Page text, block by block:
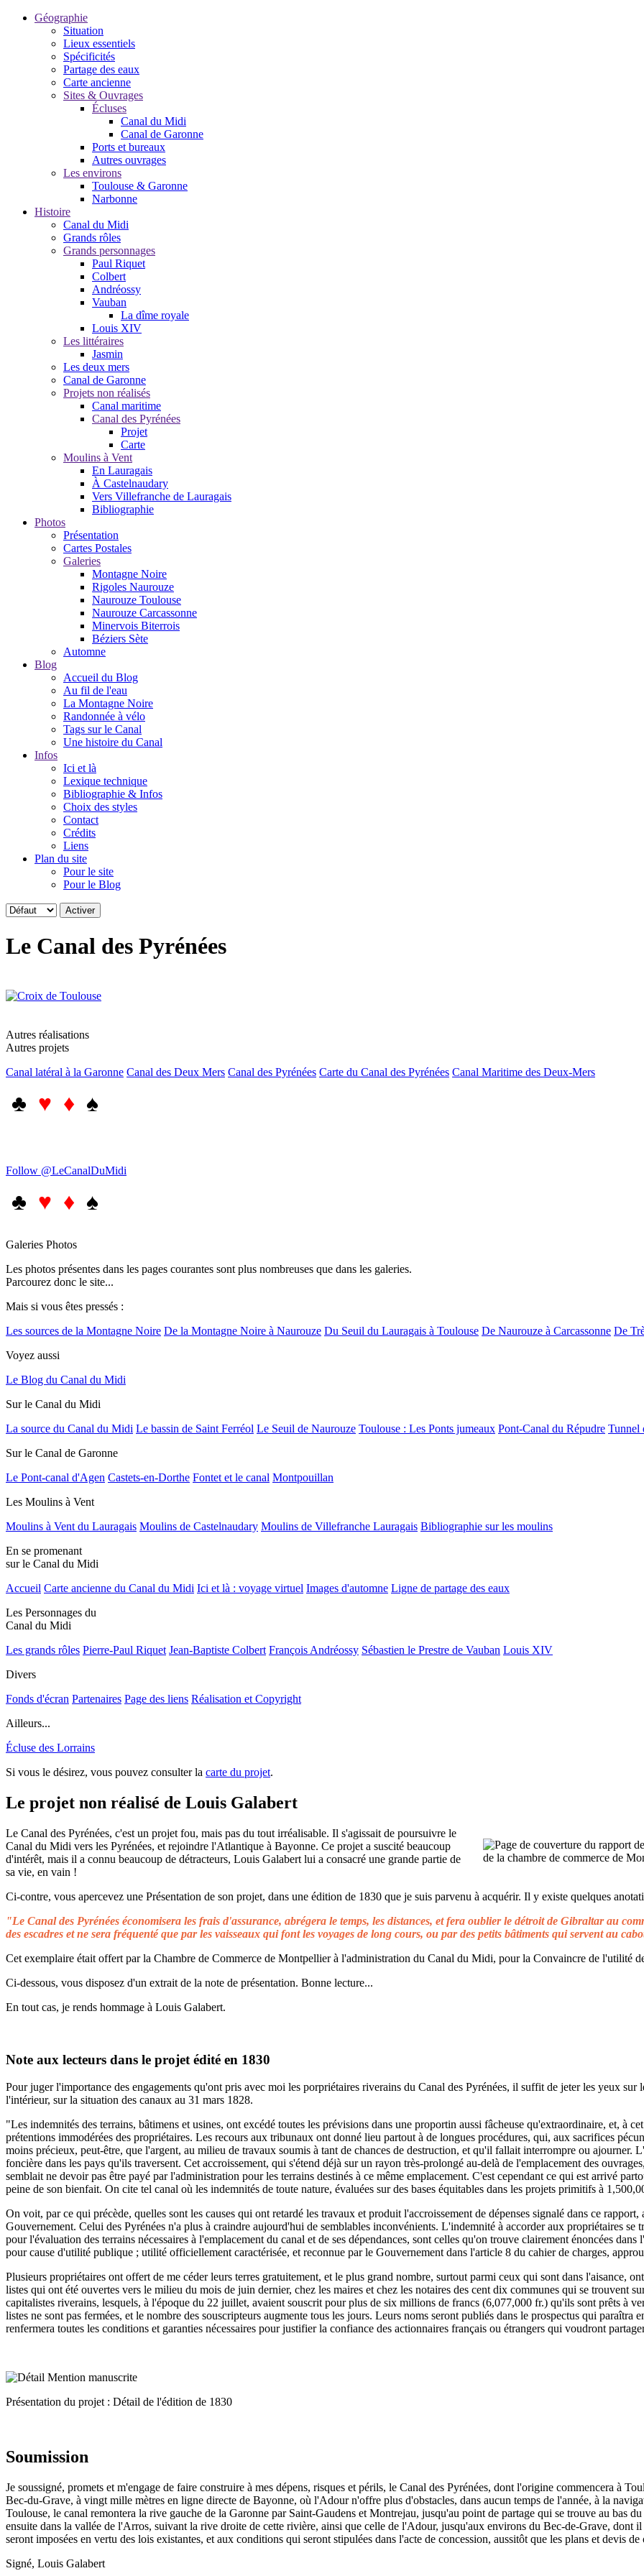
Géographie
Situation
Lieux essentiels
Spécificités
Partage des eaux
Carte ancienne
Sites & Ouvrages
Écluses
Canal du Midi
Canal de Garonne
Ports et bureaux
Autres ouvrages
Les environs
Toulouse & Garonne
Narbonne
Histoire
Canal du Midi
Grands rôles
Grands personnages
Paul Riquet
Colbert
Andréossy
Vauban
La dîme royale
Louis XIV
Les littéraires
Jasmin
Les deux mers
Canal de Garonne
Projets non réalisés
Canal maritime
Canal des Pyrénées
Projet
Carte
Moulins à Vent
En Lauragais
À Castelnaudary
Vers Villefranche de Lauragais
Bibliographie
Photos
Présentation
Cartes Postales
Galeries
Montagne Noire
Rigoles Naurouze
Naurouze Toulouse
Naurouze Carcassonne
Minervois Biterrois
Béziers Sète
Automne
Blog
Accueil du Blog
Au fil de l'eau
La Montagne Noire
Randonnée à vélo
Tags sur le Canal
Une histoire du Canal
Infos
Ici et là
Lexique technique
Bibliographie & Infos
Choix des styles
Contact
Crédits
Liens
Plan du site
Pour le site
Pour le Blog
Le Canal des Pyrénées
Autres réalisations
Autres projets
Canal latéral à la Garonne Canal des Deux Mers Canal des Pyrénées Carte du Canal des Pyrénées Canal Maritime des Deux-Mers
♣ ♥ ♦ ♠
Follow @LeCanalDuMidi
♣ ♥ ♦ ♠
Galeries Photos
Les photos présentes dans les pages courantes sont plus nombreuses que dans les galeries.
Parcourez donc le site...
Mais si vous êtes pressés :
Les sources de la Montagne Noire De la Montagne Noire à Naurouze Du Seuil du Lauragais à Toulouse De Naurouze à Carcassonne De
Voyez aussi
Le Blog du Canal du Midi
Sur le Canal du Midi
La source du Canal du Midi Le bassin de Saint Ferréol Le Seuil de Naurouze Toulouse : Les Ponts jumeaux Pont-Canal du Répudre Tunnel
Sur le Canal de Garonne
Le Pont-canal d'Agen Castets-en-Dorthe Fontet et le canal Montpouillan
Les Moulins à Vent
Moulins à Vent du Lauragais Moulins de Castelnaudary Moulins de Villefranche Lauragais Bibliographie sur les moulins
En se promenant
sur le Canal du Midi
Accueil Carte ancienne du Canal du Midi Ici et là : voyage virtuel Images d'automne Ligne de partage des eaux
Les Personnages du
Canal du Midi
Les grands rôles Pierre-Paul Riquet Jean-Baptiste Colbert François Andréossy Sébastien le Prestre de Vauban Louis XIV
Divers
Fonds d'écran Partenaires Page des liens Réalisation et Copyright
Ailleurs...
Écluse des Lorrains
Si vous le désirez, vous pouvez consulter la carte du projet.
Le projet non réalisé de Louis Galabert
Le Canal des Pyrénées, c'est un projet fou, mais pas du tout irréalisable. Il s'agissait de poursuivre le
Canal du Midi vers les Pyrénées, et rejoindre l'Atlantique à Bayonne. Ce projet a suscité beaucoup
d'intérêt, mais il a connu beaucoup de détracteurs, Louis Galabert lui a consacré une grande partie de
sa vie, en vain !
Ci-contre, vous apercevez une Présentation de son projet, dans une édition de 1830 que je suis parvenu à acquérir. Il y existe quelques
"Le Canal des Pyrénées économisera les frais d'assurance, abrégera le temps, les distances, et fera oublier le détroit de Gibraltar au
des escadres et ne sera fréquenté que par les vaisseaux qui font les voyages de long cours, ou par des petits bâtiments qui servent au
Cet exemplaire était offert par la Chambre de Commerce de Montpellier à l'administration du Canal du Midi, pour la Convaincre de l'utilité
Ci-dessous, vous disposez d'un extrait de la note de présentation. Bonne lecture...
En tout cas, je rends hommage à Louis Galabert.
Note aux lecteurs dans le projet édité en 1830
Pour juger l'importance des engagements qu'ont pris avec moi les porpriétaires riverains du Canal des Pyrénées, il suffit de jeter les yeux
l'intérieur, sur la situation des canaux au 31 mars 1828.
"Les indemnités des terrains, bâtimens et usines, ont excédé toutes les prévisions dans une proportin aussi fâcheuse qu'extraordinaire, et, à
prétentions immodérées des propriétaires. Les recours aux tribunaux ont donné lieu partout à de longues procédures, qui, aux sacrifices
moins précieux, peut-être, que l'argent, au milieu de travaux soumis à tant de chances de destruction, et qu'il fallait interrompre ou ajourner.
foncière dans les pays qu'ils traversent. Cet accroissement, qui s'étend déjà sur un rayon très-prolongé au-delà de l'emplacement des
semblait ne devoir pas être payé par l'administration pour les terrains destinés à ce même emplacement. C'est cependant ce qui est arrivé
peine de son bienfait. On cite tel canal où les indemnités de toute nature, évaluées sur des bases équitables dans les projets primitifs à
On voit, par ce qui précède, quelles sont les causes qui ont retardé les travaux et produit l'accroissement de dépenses signalé dans ce
Gouvernement. Celui des Pyrénées n'a plus à craindre aujourd'hui de semblables inconvénients. L'indemnité à accorder aux propriétaires se
pour l'évaluation des terrains nécessaires à l'emplacement du canal et de ses dépendances, sont celles qu'on trouve clairement énoncées
pour cause d'utilité publique ; utilité officiellement caractérisée, et reconnue par le Gouvernement dans l'article 8 du cahier de charges,
Plusieurs propriétaires ont offert de me céder leurs terres gratuitement, et le plus grand nombre, surtout parmi ceux qui sont dans l'aisance,
listes qui ont été ouvertes vers le milieu du mois de juin dernier, chez les maires et chez les notaires des cent dix communes qui se trouvent
capitalistes riverains, lesquels, à l'époque du 22 juillet, avaient souscrit pour plus de six millions de francs (6,077,000 fr.) qu'ils sont prêts à
listes ne sont pas fermées, et le nombre des souscripteurs augmente tous les jours. Leurs noms seront publiés dans le prospectus qui
renfermera toutes les conditions et garanties nécessaires pour justifier la confiance des actionnaires français ou étrangers qui voudront
Présentation du projet : Détail de l'édition de 1830
Soumission
Je soussigné, promets et m'engage de faire construire à mes dépens, risques et périls, le Canal des Pyrénées, dont l'origine commencera à
Bec-du-Grave, à vingt mille mètres en ligne directe de Bayonne, où l'Adour n'offre plus d'obstacles, dans aucun temps de l'année, à la
Toulouse, le canal remontera la rive gauche de la Garonne par Saint-Gaudens et Montrejau, jusqu'au point de partage qui se trouve au bas
ensuite dans la vallée de l'Arros, suivant la rive droite de cette rivière, ainsi que celle de l'Adour, jusqu'aux environs du Bec-de-Grave, dont
seront imposées en vertu des lois existantes, et aux conditions qui seront stipulées dans l'acte de concession, aussitôt que les plans et devis
Signé, Louis Galabert